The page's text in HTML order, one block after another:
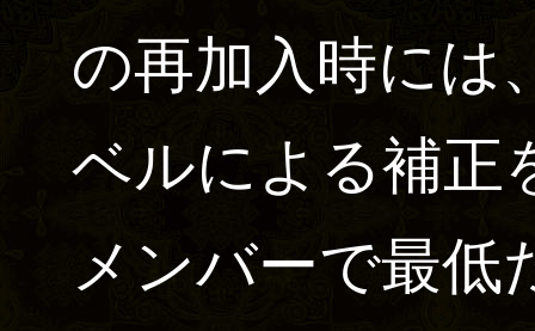
の再加入時には
ベルによる補正
メンバーで最低